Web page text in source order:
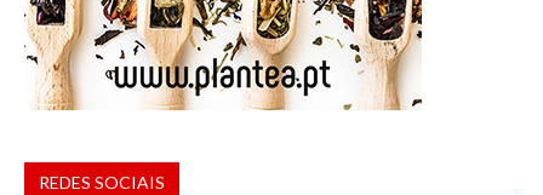
REDES SOCIAIS